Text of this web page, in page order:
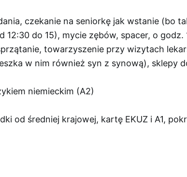
czekanie na seniorkę jak wstanie (bo
do 15), mycie zębów, spacer, o godz.
towarzyszenie przy wizytach
w nim również syn z synową), sklepy
niemieckim (A2)
od średniej krajowej, kartę EKUZ i A1,